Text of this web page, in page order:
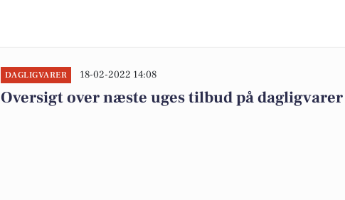
DAGLIGVARER 18-02-2022 14:08
Oversigt over næste uges tilbud på dagligvarer